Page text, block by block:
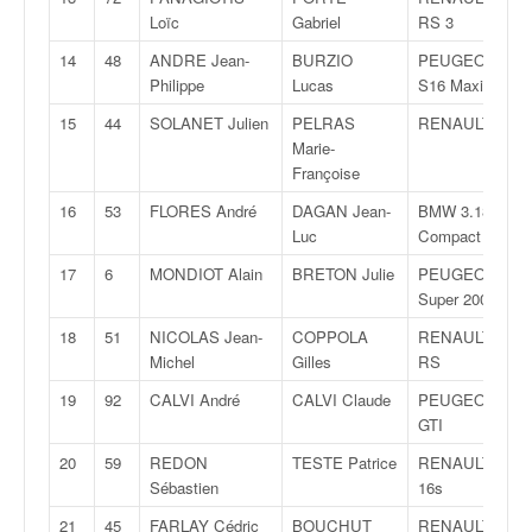
Loïc
Gabriel
RS 3
14
48
ANDRE Jean-
Philippe
BURZIO
Lucas
PEUGEOT 206
S16 Maxi
15
44 SOLANET Julien
PELRAS
Marie-
Françoise
RENAULT Clio
16 53 FLORES André
DAGAN Jean-
Luc
BMW 3.18 TI
Compact
17
6 MONDIOT Alain BRETON Julie
PEUGEOT 207
Super 2000
18
51
NICOLAS Jean-
Michel
COPPOLA
Gilles
RENAULT Clio
RS
19
92 CALVI André CALVI Claude
PEUGEOT 205
GTI
20
59
REDON
Sébastien
TESTE Patrice
RENAULT Clio
16s
21
45 FARLAY Cédric BOUCHUT RENAULT Clio